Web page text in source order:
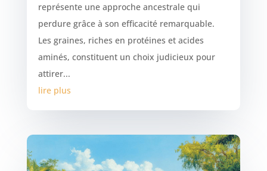
représente une approche ancestrale qui
perdure grâce à son efficacité remarquable.
Les graines, riches en protéines et acides
aminés, constituent un choix judicieux pour
attirer...
lire plus